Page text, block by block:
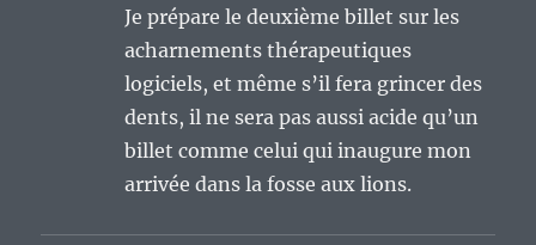
Je prépare le deuxième billet sur les
acharnements thérapeutiques
logiciels, et même s’il fera grincer des
dents, il ne sera pas aussi acide qu’un
billet comme celui qui inaugure mon
arrivée dans la fosse aux lions.